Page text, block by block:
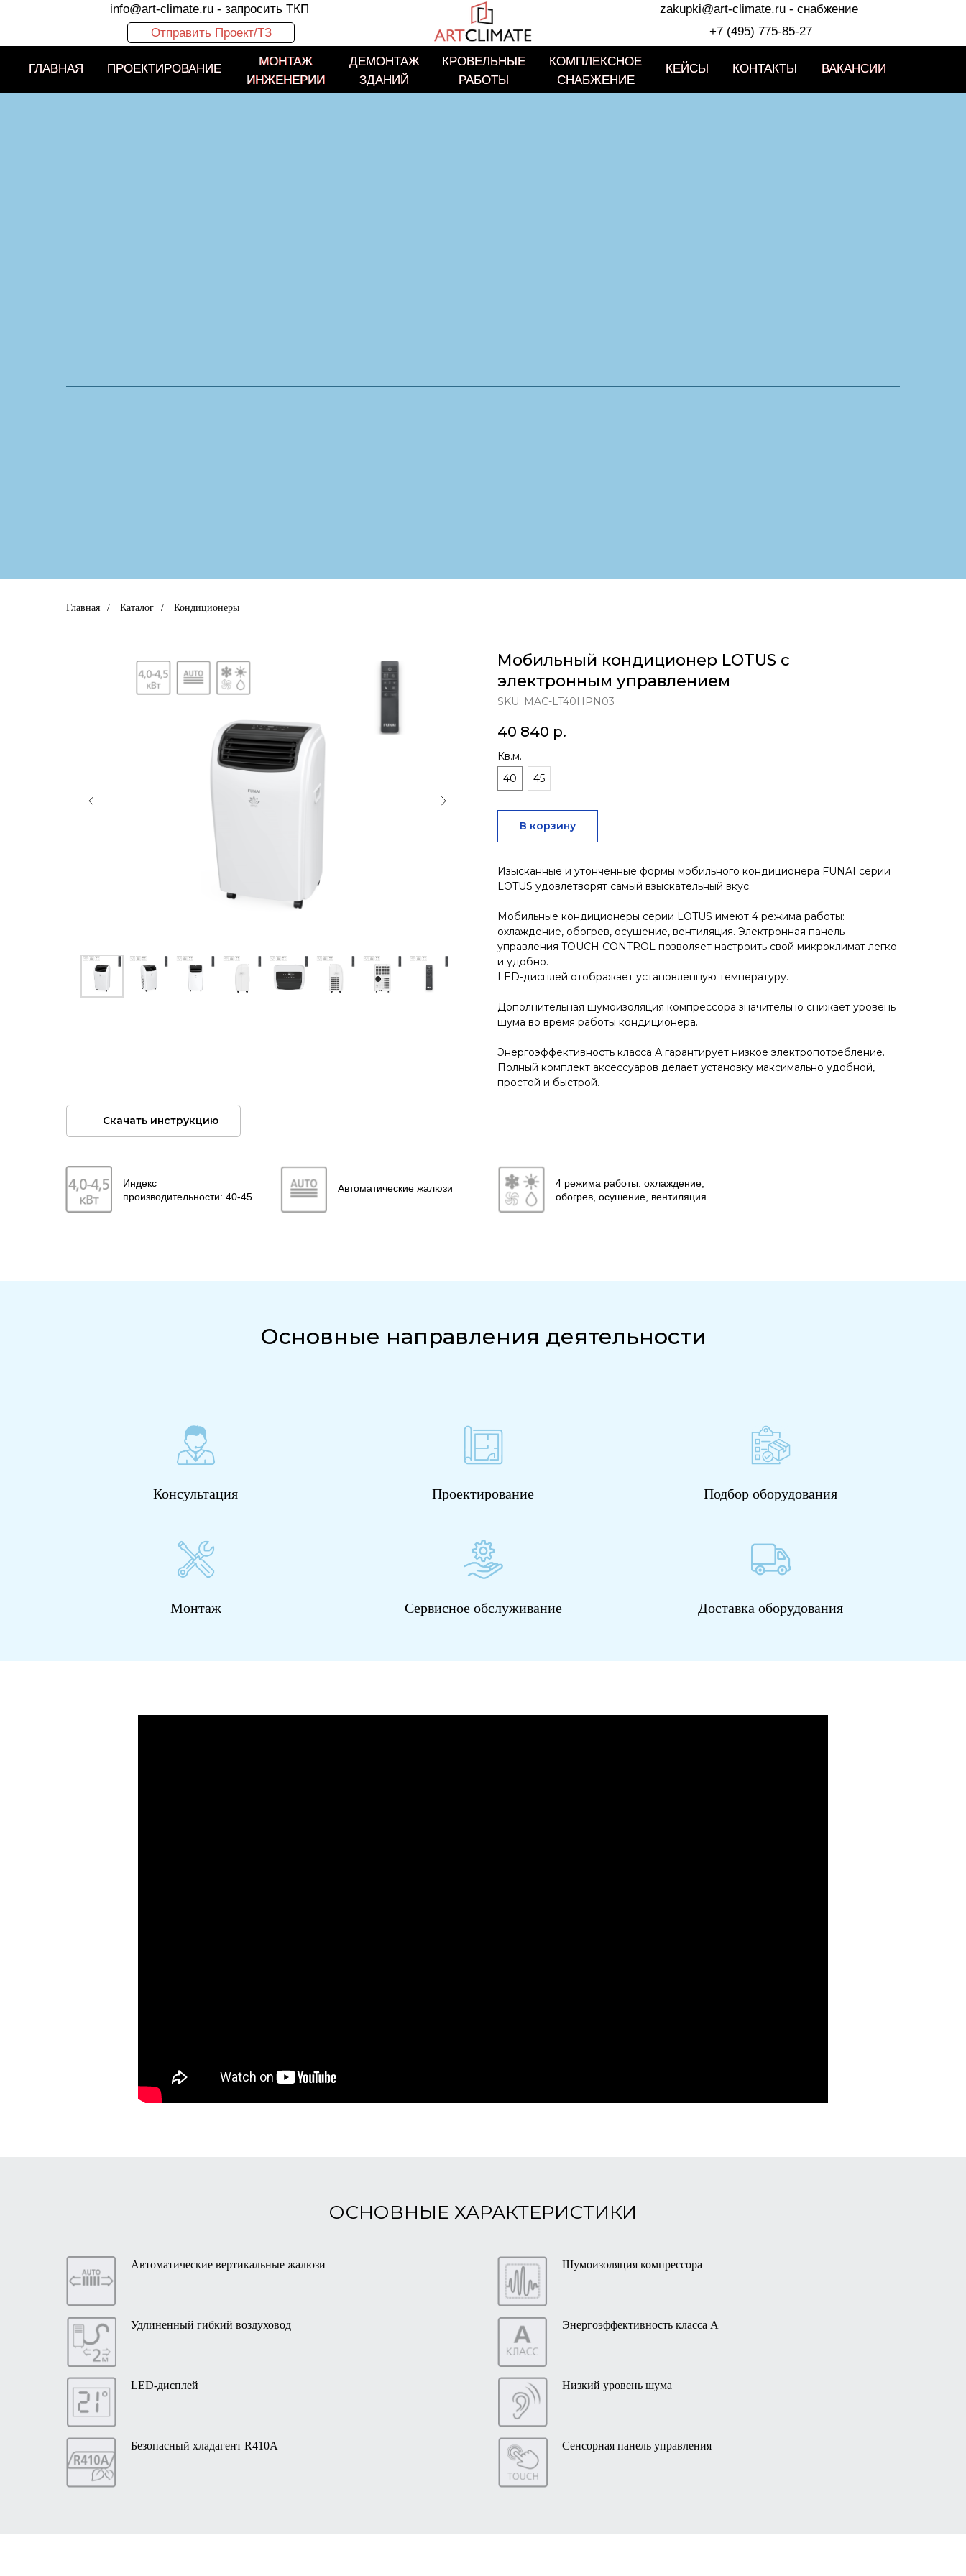
ВАКАНСИИ
Отправить Проект/ТЗ
info@art-climate.ru - запросить ТКП zakupki@art-climate.ru - снабжение
+7 (495) 775-85-27
ПРОЕКТИРОВАНИЕ
МОНТАЖ
ИНЖЕНЕРИИ
ДЕМОНТАЖ
ЗДАНИЙ
КРОВЕЛЬНЫЕ
РАБОТЫ
КЕЙСЫ
КОМПЛЕКСНОЕ
СНАБЖЕНИЕ
КОНТАКТЫ
ГЛАВНАЯ
ГЛАВНАЯ ПРОЕКТИРОВАНИЕ
МОНТАЖ
ИНЖЕНЕРИИ
ДЕМОНТАЖ
ЗДАНИЙ
КРОВЕЛЬНЫЕ
РАБОТЫ
КОМПЛЕКСНОЕ
СНАБЖЕНИЕ
КЕЙСЫ КОНТАКТЫ ВАКАНСИИ
ВАКАНСИИ
Главная / Каталог / Кондиционеры
Мобильный кондиционер LOTUS с
электронным управлением
SKU: MAC-LT40HPN03
40 840 р.
Кв.м.
40
45
В корзину
Изысканные и утонченные формы мобильного кондиционера FUNAI серии
LOTUS удовлетворят самый взыскательный вкус.
Мобильные кондиционеры серии LOTUS имеют 4 режима работы:
охлаждение, обогрев, осушение, вентиляция. Электронная панель
управления TOUCH CONTROL позволяет настроить свой микроклимат легко
и удобно.
LED-дисплей отображает установленную температуру.
Дополнительная шумоизоляция компрессора значительно снижает уровень
шума во время работы кондиционера.
Энергоэффективность класса А гарантирует низкое электропотребление.
Полный комплект аксессуаров делает установку максимально удобной,
простой и быстрой.
Скачать инструкцию
Индекс
производительности: 40-45
Автоматические жалюзи
4 режима работы: охлаждение,
обогрев, осушение, вентиляция
Основные направления деятельности
Консультация Проектирование Подбор оборудования
Монтаж Сервисное обслуживание Доставка оборудования
ОСНОВНЫЕ ХАРАКТЕРИСТИКИ
Автоматические вертикальные жалюзи Шумоизоляция компрессора
Удлиненный гибкий воздуховод Энергоэффективность класса А
LED-дисплей Низкий уровень шума
Безопасный хладагент R410A Сенсорная панель управления